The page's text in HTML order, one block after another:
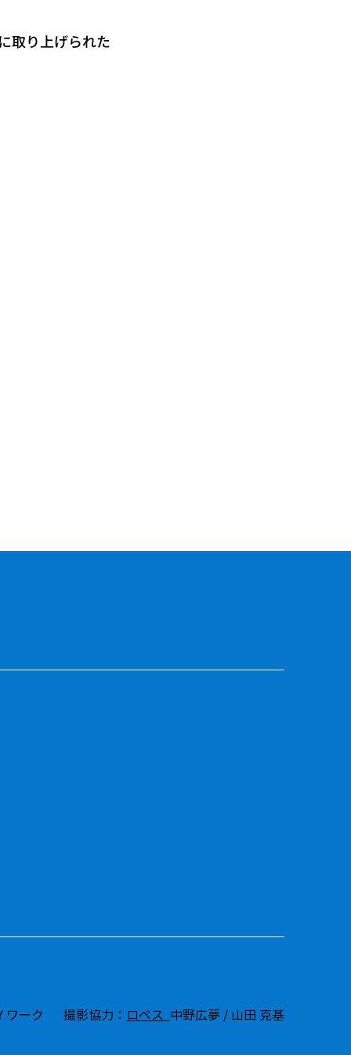
取り上げられた
ーク 撮影協力： ロペス 中野広夢 / 山田 克基